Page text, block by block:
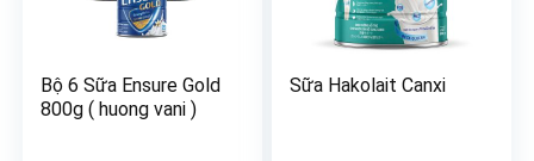
Bộ 6 Sữa Ensure Gold
800g ( huong vani )
Sữa Hakolait Canxi